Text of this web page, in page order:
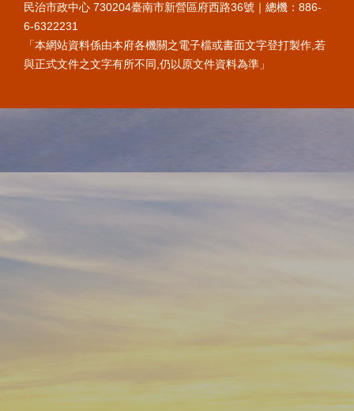
民治市政中心 730204臺南市新營區府西路36號｜總機：886-
6-6322231
「本網站資料係由本府各機關之電子檔或書面文字登打製作,若
與正式文件之文字有所不同,仍以原文件資料為準」